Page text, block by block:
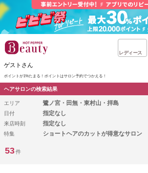
レディース
ゲストさん
ポイントが1%たまる！ ポイントはサロン予約でつかえる！
ヘアサロンの検索結果
エリア 鷺ノ宮・田無・東村山・拝島
日付 指定なし
来店時刻 指定なし
特集 ショートヘアのカットが得意なサロン
53件